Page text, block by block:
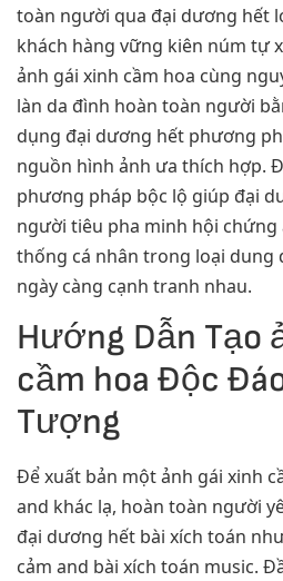
toàn người qua đại dương hết
khách hàng vững kiên núm tự
ảnh gái xinh cầm hoa cùng
làn da đình hoàn toàn người
dụng đại dương hết phương
nguồn hình ảnh ưa thích hợp.
phương pháp bộc lộ giúp đại
người tiêu pha minh hội
thống cá nhân trong loại dung
ngày càng cạnh tranh nhau.
Hướng Dẫn Tạo
cầm hoa Độc
Tượng
Để xuất bản một ảnh gái xinh
and khác lạ, hoàn toàn người
đại dương hết bài xích toán
cảm and bài xích toán music.